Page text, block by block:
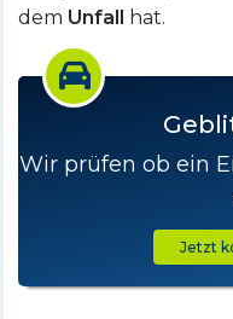
dem Unfall hat.
Wir prüfen ob ein
Jetzt